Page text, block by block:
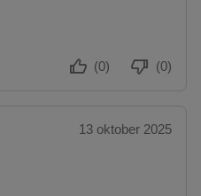
(0)
(0)
13 oktober 2025